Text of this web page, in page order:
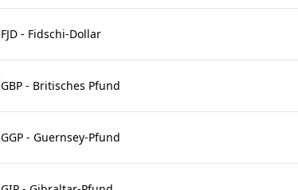
FJD - Fidschi-Dollar
GBP - Britisches Pfund
GGP - Guernsey-Pfund